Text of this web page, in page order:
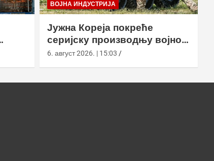
ВОЈНА ИНДУСТРИЈА
Јужна Кореја покреће
серијску производњу војног
робота Арион-СМЕТ
6. август 2026. | 15:03